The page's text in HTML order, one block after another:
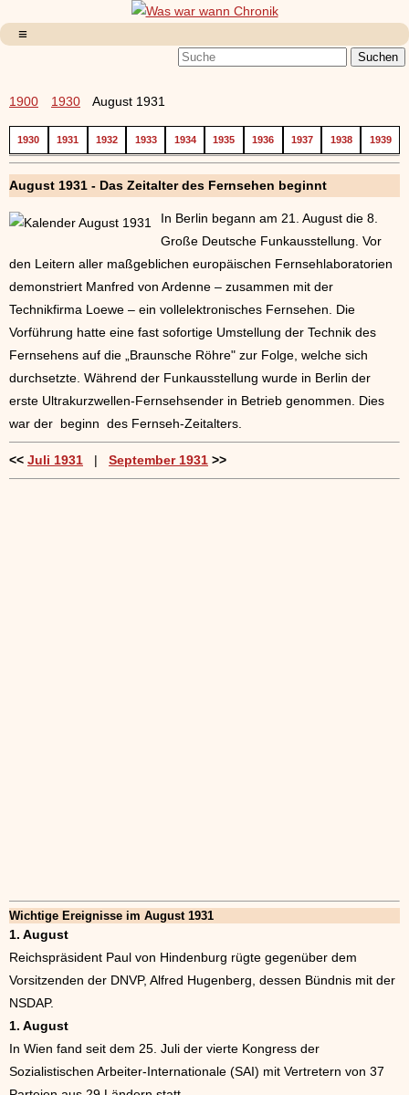
1900 1930 August 1931
1930 1931 1932 1933 1934 1935 1936 1937 1938 1939
August 1931 - Das Zeitalter des Fernsehen beginnt
In Berlin begann am 21. August die 8.
Große Deutsche Funkausstellung. Vor
den Leitern aller maßgeblichen europäischen Fernsehlaboratorien
demonstriert Manfred von Ardenne – zusammen mit der
Technikfirma Loewe – ein vollelektronisches Fernsehen. Die
Vorführung hatte eine fast sofortige Umstellung der Technik des
Fernsehens auf die „Braunsche Röhre" zur Folge, welche sich
durchsetzte. Während der Funkausstellung wurde in Berlin der
erste Ultrakurzwellen-Fernsehsender in Betrieb genommen. Dies
war der beginn des Fernseh-Zeitalters.
<< Juli 1931 | September 1931 >>
Wichtige Ereignisse im August 1931
1. August
Reichspräsident Paul von Hindenburg rügte gegenüber dem
Vorsitzenden der DNVP, Alfred Hugenberg, dessen Bündnis mit der
NSDAP.
1. August
In Wien fand seit dem 25. Juli der vierte Kongress der
Sozialistischen Arbeiter-Internationale (SAI) mit Vertretern von 37